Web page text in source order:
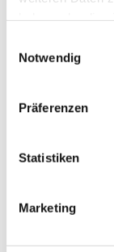
Notwendig
Präferenzen
Statistiken
Marketing